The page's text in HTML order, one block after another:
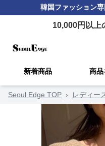
韓国ファッション
10,000円以上
新着商品 商品
Seoul Edge TOP › レディー